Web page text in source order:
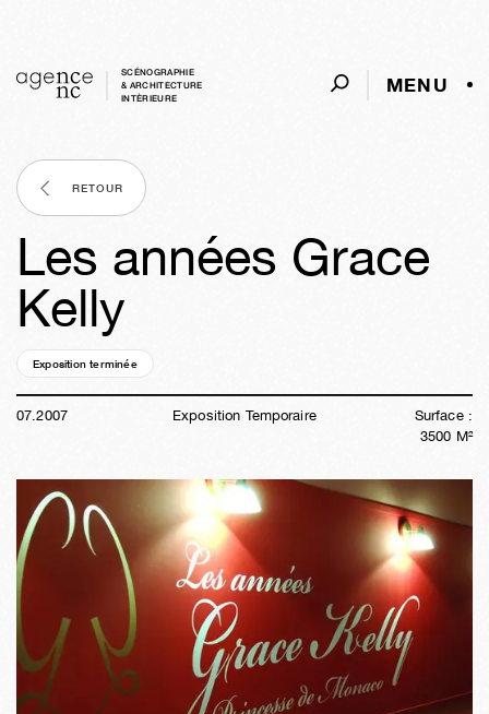
SCÉNOGRAPHIE
& ARCHITECTURE
INTÈRIEURE
MENU
RETOUR
Les années Grace
Kelly
Exposition terminée
07.2007 Exposition Temporaire
Surface :
3500 M²